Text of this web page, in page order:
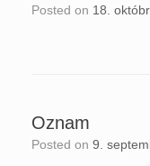
Posted on 18.
Oznam
Posted on 9.